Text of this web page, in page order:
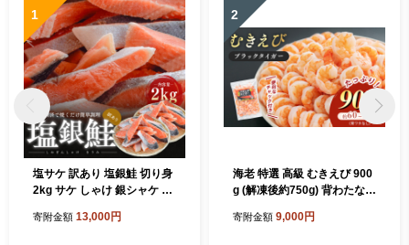
1
塩サケ 訳あり 塩銀鮭 切り身
2kg サケ しゃけ 銀シャケ 規
寄附金額 13,000円
2
海老 特選 高級 むきえび 900
g (解凍後約750g) 背わたなし
寄附金額 9,000円